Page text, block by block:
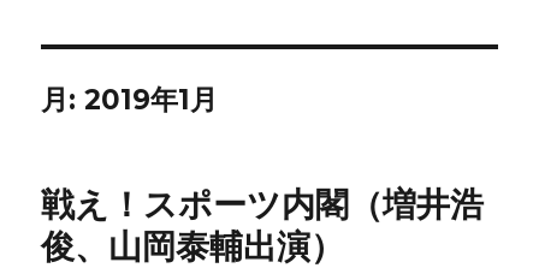
月:2019年1月
戦え！スポーツ内閣（増井浩
俊、山岡泰輔出演）